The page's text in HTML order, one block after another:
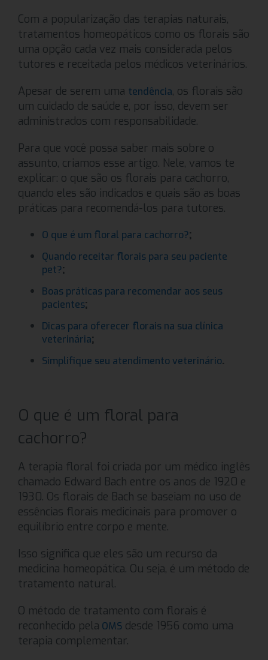
Com a popularização das terapias naturais,
tratamentos homeopáticos como os florais são
uma opção cada vez mais considerada pelos
tutores e receitada pelos médicos veterinários.
Apesar de serem uma tendência, os florais são
um cuidado de saúde e, por isso, devem ser
administrados com responsabilidade.
Para que você possa saber mais sobre o
assunto, criamos esse artigo. Nele, vamos te
explicar: o que são os florais para cachorro,
quando eles são indicados e quais são as boas
práticas para recomendá-los para tutores.
O que é um floral para cachorro?;
Quando receitar florais para seu paciente
pet?;
Boas práticas para recomendar aos seus
pacientes;
Dicas para oferecer florais na sua clínica
veterinária;
Simplifique seu atendimento veterinário.
O que é um floral para
cachorro?
A terapia floral foi criada por um médico inglês
chamado Edward Bach entre os anos de 1920 e
1930. Os florais de Bach se baseiam no uso de
essências florais medicinais para promover o
equilíbrio entre corpo e mente.
Isso significa que eles são um recurso da
medicina homeopática. Ou seja, é um método de
tratamento natural.
O método de tratamento com florais é
reconhecido pela OMS desde 1956 como uma
terapia complementar.